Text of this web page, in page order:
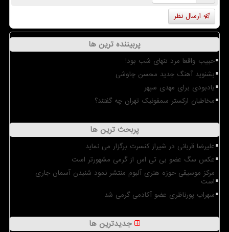
ارسال نظر
پربیننده ترین ها
حبیب واقعا مرد تنهای شب بود!
بشنوید آهنگ جدید محسن چاوشی
یادبودی برای مهدی سپهر
مخاطبان ارکستر سمفونیک تهران چه گفتند؟
پربحث ترین ها
علیرضا قربانی در شیراز کنسرت برگزار می نماید
عکس سگ عضو بی تی اس از گرمی مشهورتر است
مرکز موسیقی حوزه هنری آلبوم منتشر نمود شنیدن آسمان جاری
است
سهراب پورناظری عضو آکادمی گرمی شد
جدیدترین ها